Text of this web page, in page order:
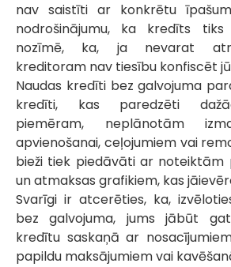
nav saistīti ar konkrētu
nodrošinājumu, ka kredīts
nozīmē, ka, ja nevarat
kreditoram nav tiesību konfiscēt
Naudas kredīti bez galvojuma
kredīti, kas paredzēti
piemēram, neplānotām
apvienošanai, ceļojumiem vai
bieži tiek piedāvāti ar noteiktām
un atmaksas grafikiem, kas
Svarīgi ir atcerēties, ka,
bez galvojuma, jums jābūt
kredītu saskaņā ar
papildu maksājumiem vai